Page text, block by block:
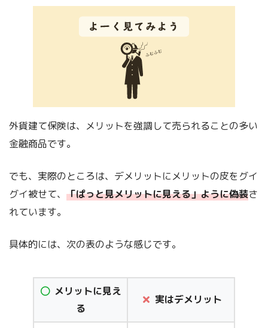
外貨建て保険は、メリットを強調して売られることの多い
金融商品です。
でも、実際のところは、デメリットにメリットの皮をグイ
グイ被せて、 「ぱっと見メリットに見える」ように偽装さ
れています。
具体的には、次の表のような感じです。
メリットに見え
る
実はデメリット